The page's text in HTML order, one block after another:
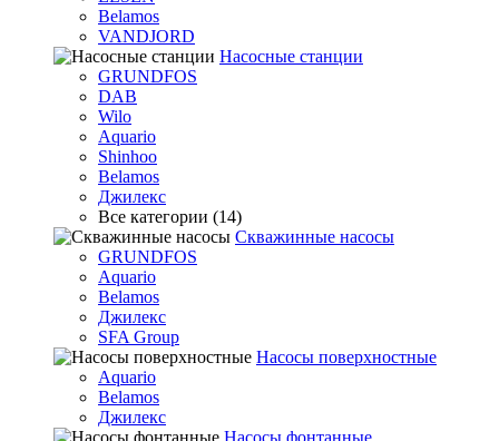
Belamos
VANDJORD
Насосные станции
GRUNDFOS
DAB
Wilo
Aquario
Shinhoo
Belamos
Джилекс
Все категории (14)
Скважинные насосы
GRUNDFOS
Aquario
Belamos
Джилекс
SFA Group
Насосы поверхностные
Aquario
Belamos
Джилекс
Насосы фонтанные